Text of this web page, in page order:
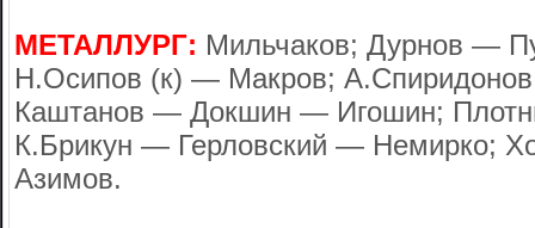
МЕТАЛЛУРГ: Мильчаков; Дурнов —
Н.Осипов (к) — Макров;
Каштанов — Докшин — Игошин;
К.Брикун — Герловский — Немирко;
Азимов.